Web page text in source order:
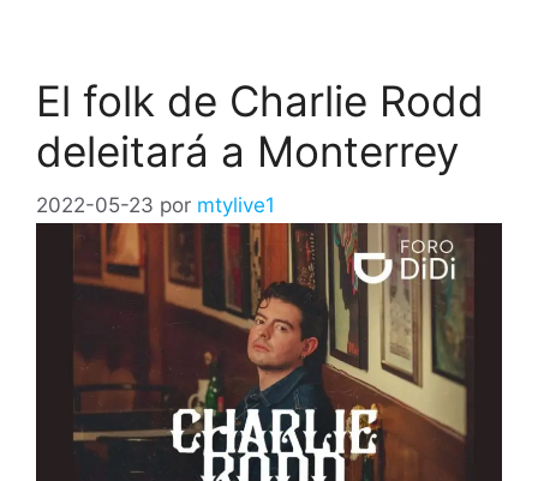
El folk de Charlie Rodd
deleitará a Monterrey
2022-05-23 por mtylive1